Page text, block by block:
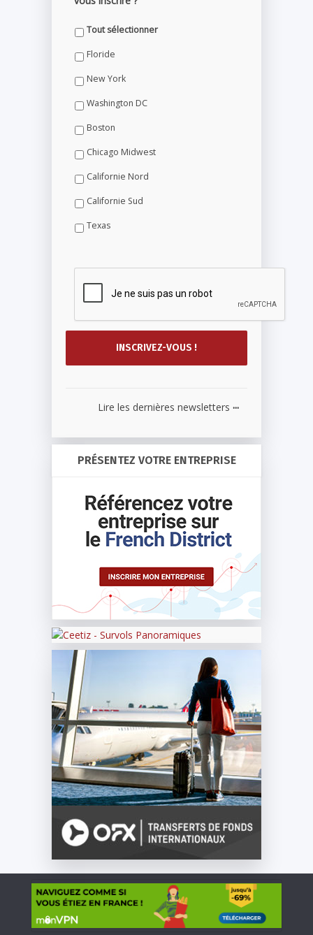
Tout sélectionner
Floride
New York
Washington DC
Boston
Chicago Midwest
Californie Nord
Californie Sud
Texas
Lire les dernières newsletters ...
PRÉSENTEZ VOTRE ENTREPRISE